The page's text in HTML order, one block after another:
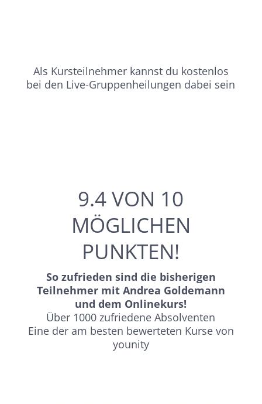
Als Kursteilnehmer kannst du kostenlos
bei den Live-Gruppenheilungen dabei sein
9.4 VON 10
MÖGLICHEN
PUNKTEN!
So zufrieden sind die bisherigen
Teilnehmer mit Andrea Goldemann
und dem Onlinekurs!
Über 1000 zufriedene Absolventen
Eine der am besten bewerteten Kurse von
younity